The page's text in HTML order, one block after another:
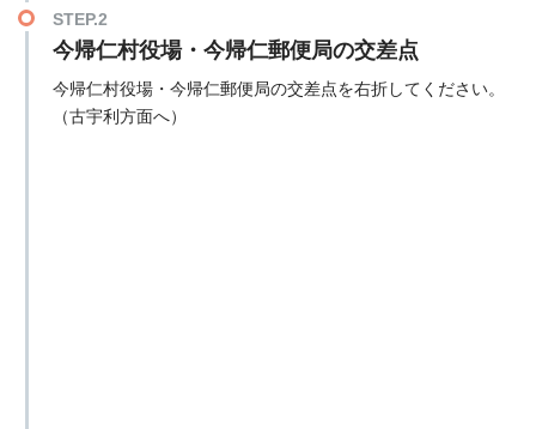
STEP.2
今帰仁村役場・今帰仁郵便局の交差点
今帰仁村役場・今帰仁郵便局の交差点を右折してください。
（古宇利方面へ）